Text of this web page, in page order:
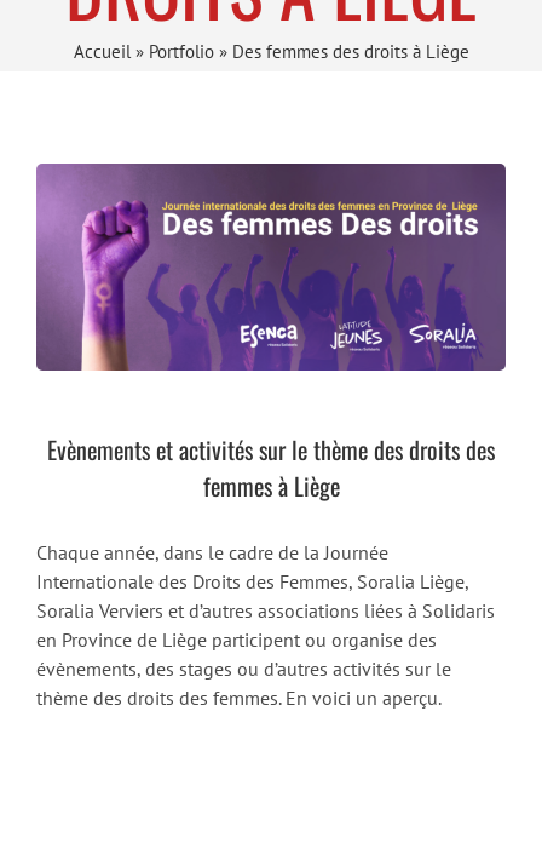
Accueil » Portfolio» Des femmes des droits à Liège
Evènements et activités sur le thème des droits des
femmes à Liège
Chaque année, dans le cadre de la Journée
Internationale des Droits des Femmes, Soralia Liège,
Soralia Verviers et d’autres associations liées à Solidaris
en Province de Liège participent ou organise des
évènements, des stages ou d’autres activités sur le
thème des droits des femmes. En voici un aperçu.